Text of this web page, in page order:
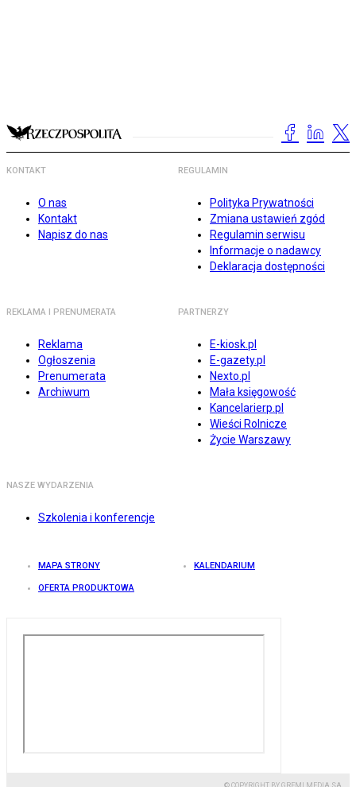
KONTAKT
O nas
Kontakt
Napisz do nas
REGULAMIN
Polityka Prywatności
Zmiana ustawień zgód
Regulamin serwisu
Informacje o nadawcy
Deklaracja dostępności
REKLAMA I PRENUMERATA
Reklama
Ogłoszenia
Prenumerata
Archiwum
PARTNERZY
E-kiosk.pl
E-gazety.pl
Nexto.pl
Mała księgowość
Kancelarierp.pl
Wieści Rolnicze
Życie Warszawy
NASZE WYDARZENIA
Szkolenia i konferencje
MAPA STRONY KALENDARIUM
OFERTA PRODUKTOWA